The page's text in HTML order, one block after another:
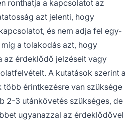
ronthatja a kapcsolatot az
azt jelenti, hogy
és nem adja fel egy-
a tolakodás azt, hogy
az érdeklődő jelzéseit vagy
A kutatások szerint a
érintkezésre van szüksége
2-3 utánkövetés szükséges, de
ugyanazzal az érdeklődővel